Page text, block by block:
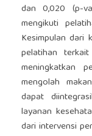
dan 0,020 (p-
mengikuti
Kesimpulan dari
pelatihan
meningkatkan
mengolah
dapat
layanan
dari intervensi